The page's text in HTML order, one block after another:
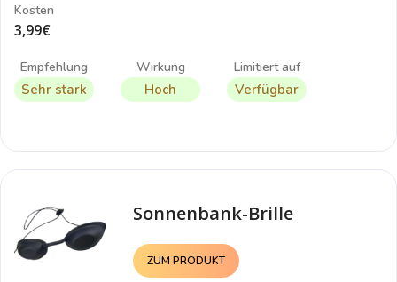
Kosten
3,99€
Empfehlung
Sehr stark
Wirkung
Hoch
Limitiert auf
Verfügbar
Sonnenbank-Brille
ZUM PRODUKT